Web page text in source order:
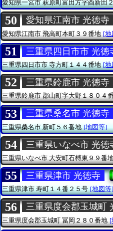
愛知県一宮市萩原町富田方字酉新田
50 愛知県江南市 光徳寺
愛知県江南市 飛高町本町３９番地 [地
51 三重県四日市市 光徳
三重県四日市市寺方町１４４番地 [地
52 三重県鈴鹿市 光徳寺
三重県鈴鹿市郡山町字大野１８０４
53 三重県桑名市 光徳寺
三重県桑名市新町５６番地 [地図等]
54 三重県いなべ市 光徳
三重県いなべ市大安町石榑東９９番
55 三重県津市 光徳寺
三重県津市寿町１４番２５号 [地図等]
56 三重県度会郡玉城町
三重県度会郡玉城町 冨岡２８０番地 [